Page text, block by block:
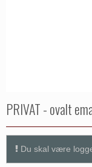
PRIVAT - ovalt
Du skal være